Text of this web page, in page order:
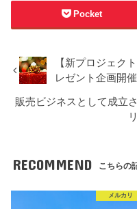
Pocket
【新プロジェク
レゼント企画開
販売ビジネスとして成立
RECOMMEND こちらの
メルカリ